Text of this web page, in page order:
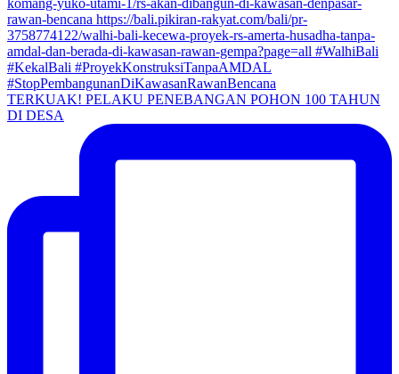
TERKUAK! PELAKU PENEBANGAN POHON 100 TAHUN
DI DESA